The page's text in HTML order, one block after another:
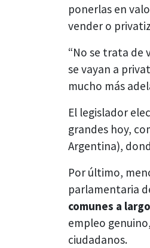
ponerlas en
vender o
“No se trata de
se vayan a
mucho más
El legislador
grandes hoy,
Argentina),
Por último,
parlamentaria
comunes a
empleo
ciudadanos.